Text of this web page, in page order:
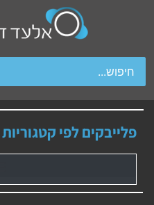
or with swipe gestures.
פלייבקים לפי קטגוריות